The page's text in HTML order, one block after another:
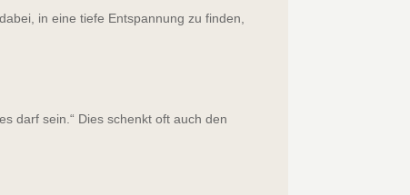
in eine tiefe Entspannung zu finden,
darf sein.“ Dies schenkt oft auch den